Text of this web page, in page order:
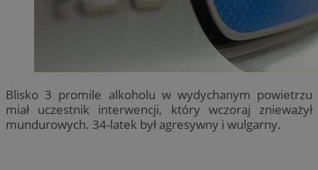
Blisko 3 promile alkoholu w wydychanym powietrzu
miał uczestnik interwencji, który wczoraj znieważył
mundurowych. 34-latek był agresywny i wulgarny.